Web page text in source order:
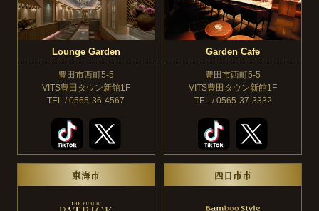
Lounge Garden
豊田市西町5-5
VITS豊田タウン新館1F
TEL / 0565-36-4567
Garden Cafe
豊田市西町5-5
VITS豊田タウン新館1F
TEL / 0565-37-3332
東海市 四日市市